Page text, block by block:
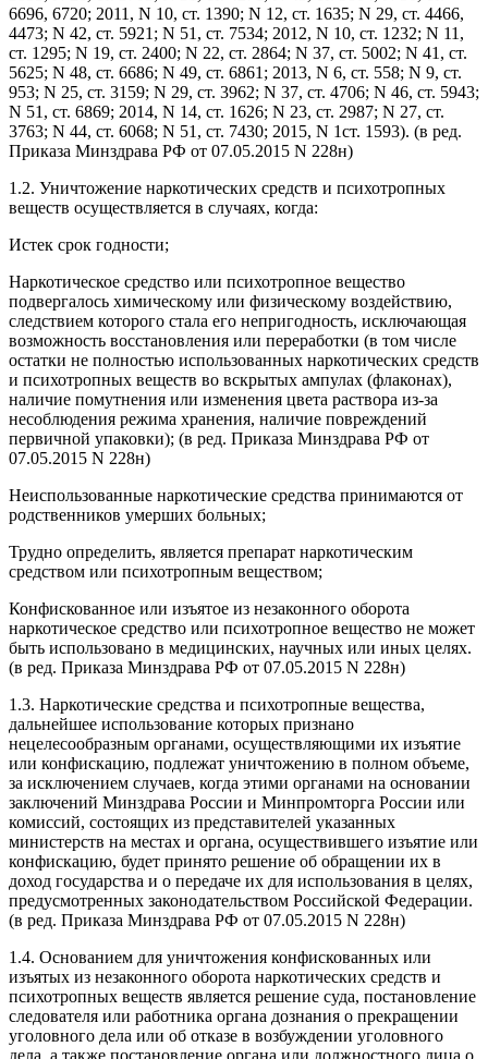
6696, 6720; 2011, N 10, ст. 1390; N 12, ст. 1635; N 29, ст. 4466,
4473; N 42, ст. 5921; N 51, ст. 7534; 2012, N 10, ст. 1232; N 11,
ст. 1295; N 19, ст. 2400; N 22, ст. 2864; N 37, ст. 5002; N 41, ст.
5625; N 48, ст. 6686; N 49, ст. 6861; 2013, N 6, ст. 558; N 9, ст.
953; N 25, ст. 3159; N 29, ст. 3962; N 37, ст. 4706; N 46, ст. 5943;
N 51, ст. 6869; 2014, N 14, ст. 1626; N 23, ст. 2987; N 27, ст.
3763; N 44, ст. 6068; N 51, ст. 7430; 2015, N 1ст. 1593). (в ред.
Приказа Минздрава РФ от 07.05.2015 N 228н)
1.2. Уничтожение наркотических средств и психотропных
веществ осуществляется в случаях, когда:
Истек срок годности;
Наркотическое средство или психотропное вещество
подвергалось химическому или физическому воздействию,
следствием которого стала его непригодность, исключающая
возможность восстановления или переработки (в том числе
остатки не полностью использованных наркотических средств
и психотропных веществ во вскрытых ампулах (флаконах),
наличие помутнения или изменения цвета раствора из-за
несоблюдения режима хранения, наличие повреждений
первичной упаковки); (в ред. Приказа Минздрава РФ от
07.05.2015 N 228н)
Неиспользованные наркотические средства принимаются от
родственников умерших больных;
Трудно определить, является препарат наркотическим
средством или психотропным веществом;
Конфискованное или изъятое из незаконного оборота
наркотическое средство или психотропное вещество не может
быть использовано в медицинских, научных или иных целях.
(в ред. Приказа Минздрава РФ от 07.05.2015 N 228н)
1.3. Наркотические средства и психотропные вещества,
дальнейшее использование которых признано
нецелесообразным органами, осуществляющими их изъятие
или конфискацию, подлежат уничтожению в полном объеме,
за исключением случаев, когда этими органами на основании
заключений Минздрава России и Минпромторга России или
комиссий, состоящих из представителей указанных
министерств на местах и органа, осуществившего изъятие или
конфискацию, будет принято решение об обращении их в
доход государства и о передаче их для использования в целях,
предусмотренных законодательством Российской Федерации.
(в ред. Приказа Минздрава РФ от 07.05.2015 N 228н)
1.4. Основанием для уничтожения конфискованных или
изъятых из незаконного оборота наркотических средств и
психотропных веществ является решение суда, постановление
следователя или работника органа дознания о прекращении
уголовного дела или об отказе в возбуждении уголовного
дела, а также постановление органа или должностного лица о